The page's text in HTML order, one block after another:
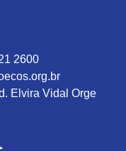
2600
Elvira Vidal Orge